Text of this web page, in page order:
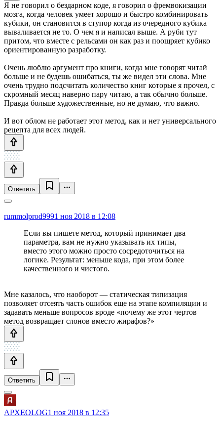
Я не говорил о бездарном коде, я говорил о фремвокизации
мозга, когда человек умеет хорошо и быстро комбинировать
кубики, он становится в ступор когда из очередного кубика
вываливается не то. О чем я и написал выше. А руби тут
притом, что вместе с рельсами он как раз и поощряет кубико
ориентированную разработку.
Очень люблю аргумент про книги, когда мне говорят читай
больше и не будешь ошибаться, ты же видел эти слова. Мне
очень трудно подсчитать количество книг которые я прочел, с
скромный месяц наверно пару читаю, а так обычно больше.
Правда больше художественные, но не думаю, что важно.
И вот облом не работает этот метод, как и нет универсального
рецепта для всех людей.
Ответить
rummolprod9991 ноя 2018 в 12:08
Если вы пишете метод, который принимает два
параметра, вам не нужно указывать их типы,
вместо этого можно просто сосредоточиться на
логике. Результат: меньше кода, при этом более
качественного и чистого.
Мне казалось, что наоборот — статическая типизация
позволяет отсеять часть ошибок еще на этапе компиляции и
задавать меньше вопросов вроде «почему же этот чертов
метод возвращает слонов вместо жирафов?»
Ответить
APXEOLOG1 ноя 2018 в 12:35